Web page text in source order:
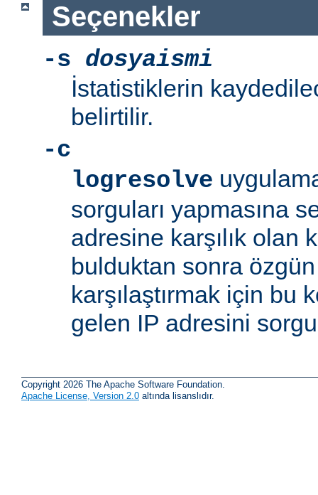
Seçenekler
-s dosyaismi
İstatistiklerin
belirtilir.
-c
logresolve
sorguları yapmasına
adresine karşılık olan
bulduktan sonra
karşılaştırmak için bu
gelen IP adresini
Copyright 2026 The Apache Software Foundation.
Apache License, Version 2.0 altında lisanslıdır.